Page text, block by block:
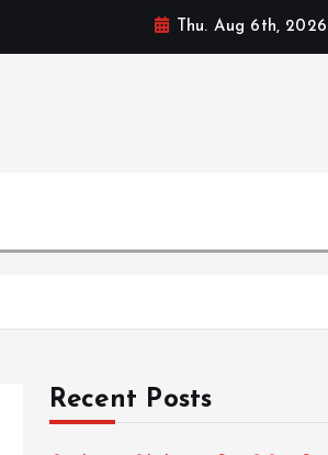
Thu. Aug 6th, 2026
Recent Posts